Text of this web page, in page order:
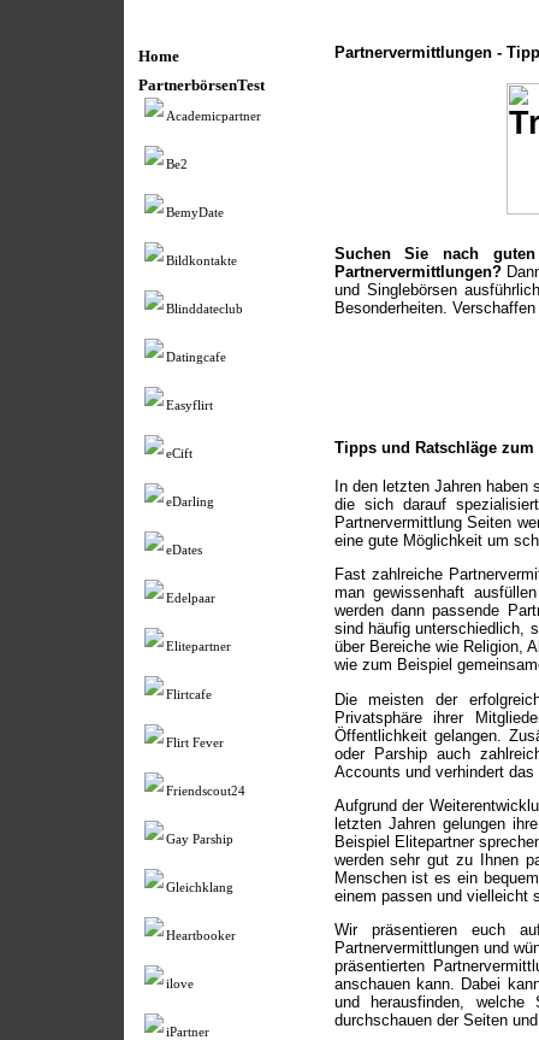
Home
PartnerbörsenTest
Academicpartner
Be2
BemyDate
Bildkontakte
Blinddateclub
Datingcafe
Easyflirt
eCift
eDarling
eDates
Edelpaar
Elitepartner
Flirtcafe
Flirt Fever
Friendscout24
Gay Parship
Gleichklang
Heartbooker
ilove
iPartner
Partnervermittlungen -
Suchen Sie nach
Partnervermittlungen?
und Singlebörsen
Besonderheiten.
Tipps und Ratschläge
In den letzten Jahren
die sich darauf
Partnervermittlung Seiten
eine gute Möglichkeit um
Fast zahlreiche
man gewissenhaft
werden dann passende
sind häufig unterschiedlich,
über Bereiche wie Religion,
wie zum Beispiel
Die meisten der
Privatsphäre ihrer
Öffentlichkeit gelangen.
oder Parship auch
Accounts und verhindert
Aufgrund der
letzten Jahren gelungen
Beispiel Elitepartner
werden sehr gut zu Ihnen
Menschen ist es ein
einem passen und vielleicht
Wir präsentieren euch
Partnervermittlungen und
präsentierten
anschauen kann. Dabei
und herausfinden,
durchschauen der Seiten